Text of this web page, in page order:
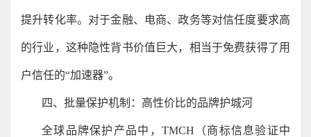
提升转化率。对于金融、电商、政务等对信任度要求高
的行业，这种隐性背书价值巨大，相当于免费获得了用
户信任的“加速器”。
四、批量保护机制：高性价比的品牌护城河
全球品牌保护产品中，TMCH（商标信息验证中